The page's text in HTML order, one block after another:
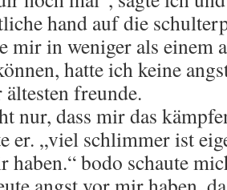
hand auf die
mir in weniger als einem
hatte ich keine
freunde.
nur, dass mir das
er. „viel schlimmer ist
haben.“ bodo schaute